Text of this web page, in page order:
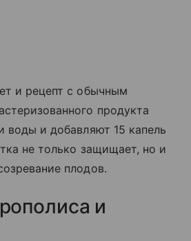
и рецепт с обычным
продукта
воды и добавляют 15 капель
не только защищает, но и
плодов.
и